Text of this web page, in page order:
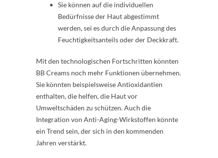
Sie können auf die individuellen
Bedürfnisse der Haut abgestimmt
werden, sei es durch die Anpassung des
Feuchtigkeitsanteils oder der Deckkraft.
Mit den technologischen Fortschritten könnten
BB Creams noch mehr Funktionen übernehmen.
Sie könnten beispielsweise Antioxidantien
enthalten, die helfen, die Haut vor
Umweltschäden zu schützen. Auch die
Integration von Anti-Aging-Wirkstoffen könnte
ein Trend sein, der sich in den kommenden
Jahren verstärkt.